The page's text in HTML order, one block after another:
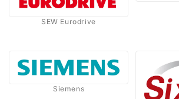
SEW Eurodrive
Siemens